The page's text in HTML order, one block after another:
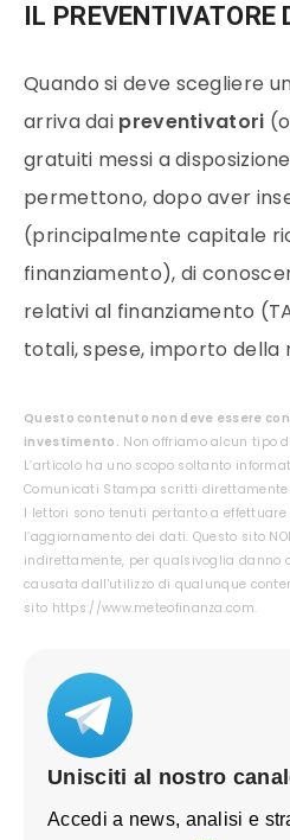
IL PREVENTIVATORE
Quando si deve scegliere
arriva dai preventivatori
gratuiti messi a
permettono, dopo aver
(principalmente capitale
finanziamento), di
relativi al finanziamento
totali, spese, importo della
Questo contenuto non deve essere
investimento. Non offriamo alcun tipo
L’articolo ha uno scopo soltanto
Comunicati Stampa scritti
I lettori sono tenuti pertanto a
l’aggiornamento dei dati. Questo sito
indirettamente, per qualsivoglia danno
causata dall'utilizzo di qualunque
sito https://www.meteofinanza.com.
Unisciti al nostro
Accedi a news, analisi e